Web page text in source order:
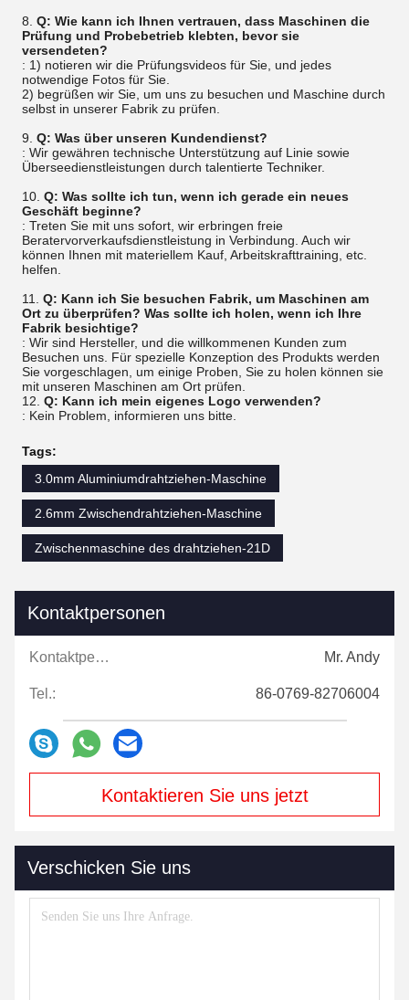
8. Q: Wie kann ich Ihnen vertrauen, dass Maschinen die
Prüfung und Probebetrieb klebten, bevor sie
versendeten?
: 1) notieren wir die Prüfungsvideos für Sie, und jedes
notwendige Fotos für Sie.
2) begrüßen wir Sie, um uns zu besuchen und Maschine durch
selbst in unserer Fabrik zu prüfen.
9. Q: Was über unseren Kundendienst?
: Wir gewähren technische Unterstützung auf Linie sowie
Überseedienstleistungen durch talentierte Techniker.
10. Q: Was sollte ich tun, wenn ich gerade ein neues
Geschäft beginne?
: Treten Sie mit uns sofort, wir erbringen freie
Beratervorverkaufsdienstleistung in Verbindung. Auch wir
können Ihnen mit materiellem Kauf, Arbeitskrafttraining, etc.
helfen.
11. Q: Kann ich Sie besuchen Fabrik, um Maschinen am
Ort zu überprüfen? Was sollte ich holen, wenn ich Ihre
Fabrik besichtige?
: Wir sind Hersteller, und die willkommenen Kunden zum
Besuchen uns. Für spezielle Konzeption des Produkts werden
Sie vorgeschlagen, um einige Proben, Sie zu holen können sie
mit unseren Maschinen am Ort prüfen.
12. Q: Kann ich mein eigenes Logo verwenden?
: Kein Problem, informieren uns bitte.
Tags:
3.0mm Aluminiumdrahtziehen-Maschine
2.6mm Zwischendrahtziehen-Maschine
Zwischenmaschine des drahtziehen-21D
Kontaktpersonen
Kontaktpersonen: Mr. Andy
Tel.: 86-0769-82706004
Kontaktieren Sie uns jetzt
Verschicken Sie uns